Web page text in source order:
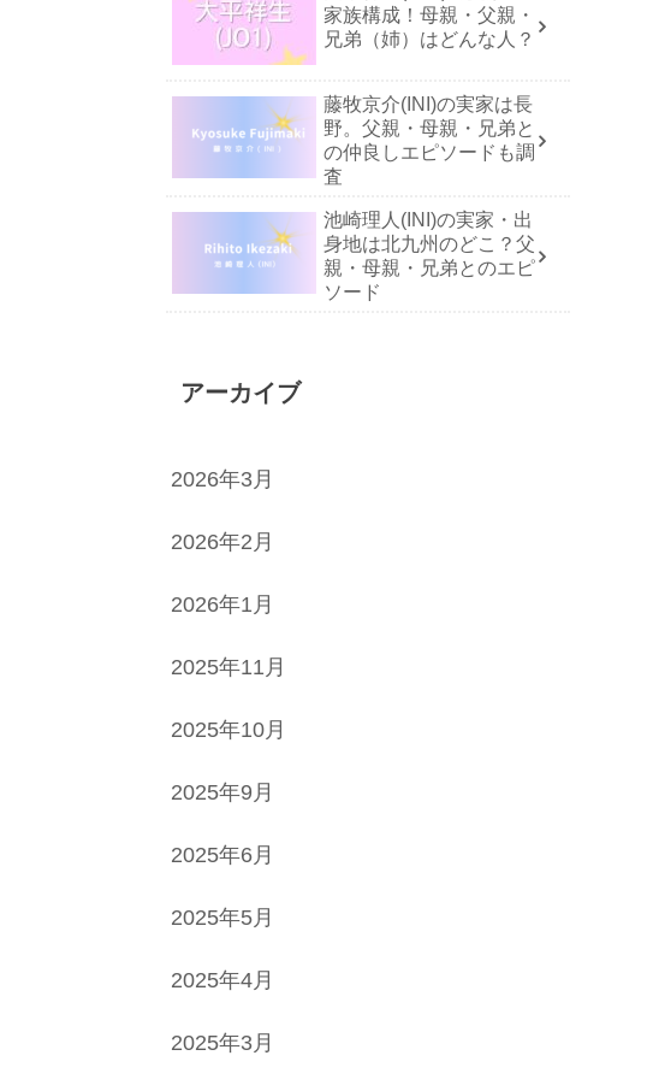
家族構成！母親・父親・
兄弟（姉）はどんな人？
藤牧京介(INI)の実家は長
野。父親・母親・兄弟と
の仲良しエピソードも調
査
池崎理人(INI)の実家・出
身地は北九州のどこ？父
親・母親・兄弟とのエピ
ソード
アーカイブ
2026年3月
2026年2月
2026年1月
2025年11月
2025年10月
2025年9月
2025年6月
2025年5月
2025年4月
2025年3月